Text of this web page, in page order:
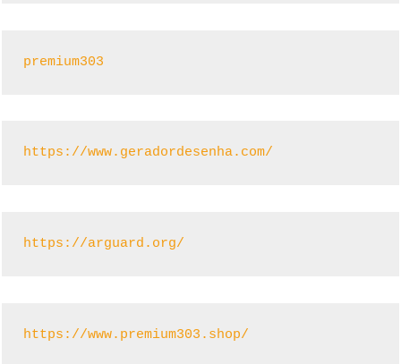
premium303
https://www.geradordesenha.com/
https://arguard.org/
https://www.premium303.shop/